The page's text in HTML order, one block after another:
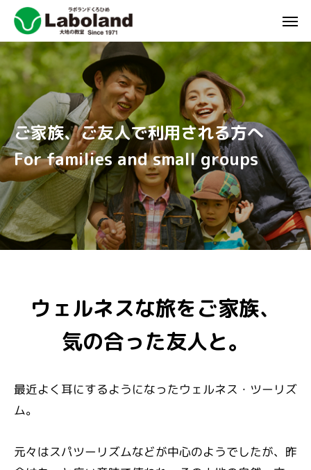
ご家族、ご友人で利用される方へ
For families and small groups
ウェルネスな旅をご家族、
気の合った友人と。
最近よく耳にするようになったウェルネス・ツーリズ
ム。
元々はスパツーリズムなどが中心のようでしたが、昨